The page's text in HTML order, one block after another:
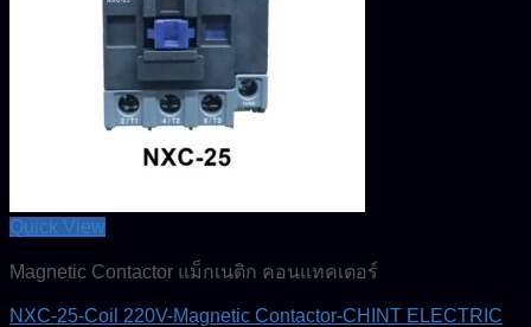
Quick View
Magnetic Contactor แม็กเนติก คอนแทคเตอร์
NXC-25-Coil 220V-Magnetic Contactor-CHINT ELECTRIC